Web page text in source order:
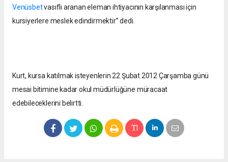
Venüsbetvasıflı aranan eleman ihtiyacının karşılanması için
kursiyerlere meslek edindirmektir” dedi.
Kurt, kursa katılmak isteyenlerin 22 Şubat 2012 Çarşamba günü
mesai bitimine kadar okul müdürlüğüne müracaat
edebileceklerini belirtti.